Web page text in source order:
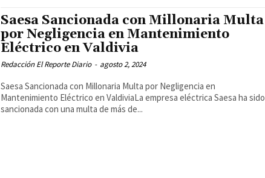
Saesa Sancionada con Millonaria Multa
por Negligencia en Mantenimiento
Eléctrico en Valdivia
Redacción El Reporte Diario - agosto 2, 2024
Saesa Sancionada con Millonaria Multa por Negligencia en
Mantenimiento Eléctrico en ValdiviaLa empresa eléctrica Saesa ha sido
sancionada con una multa de más de...